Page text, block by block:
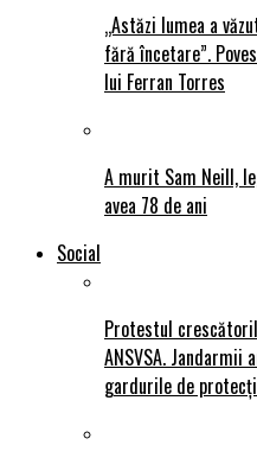
„Astăzi lumea a
fără încetare”.
lui Ferran Torres
A murit Sam Neill,
avea 78 de ani
Social
Protestul
ANSVSA.
gardurile de